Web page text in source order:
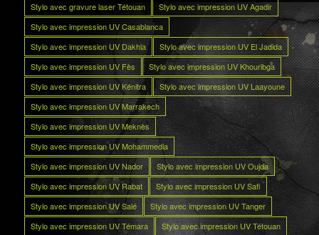
Stylo avec gravure laser Tétouan
Stylo avec impression UV Agadir
Stylo avec impression UV Casablanca
Stylo avec impression UV Dakhla
Stylo avec impression UV El Jadida
Stylo avec impression UV Fès
Stylo avec impression UV Khouribga
Stylo avec impression UV Kénitra
Stylo avec impression UV Laayoune
Stylo avec impression UV Marrakech
Stylo avec impression UV Meknès
Stylo avec impression UV Mohammedia
Stylo avec impression UV Nador
Stylo avec impression UV Oujda
Stylo avec impression UV Rabat
Stylo avec impression UV Safi
Stylo avec impression UV Salé
Stylo avec impression UV Tanger
Stylo avec impression UV Témara
Stylo avec impression UV Tétouan